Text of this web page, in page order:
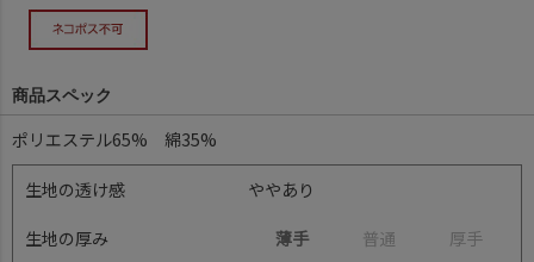
商品スペック
ポリエステル65% 綿35%
生地の透け感 ややあり
生地の厚み 薄手 普通 厚手